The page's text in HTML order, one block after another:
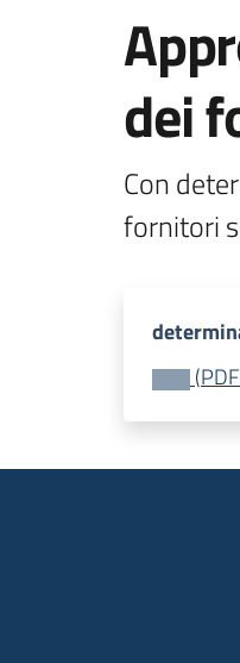
dei
Con
fornitori
(PDF